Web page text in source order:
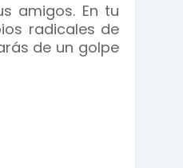
amigos. En tu
radicales de
de un golpe